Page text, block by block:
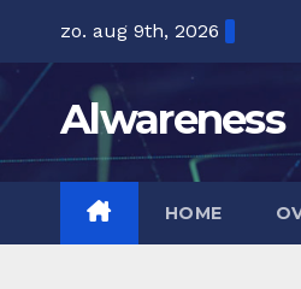
inhoud
zo. aug 9th, 2026
Alwareness
HOME